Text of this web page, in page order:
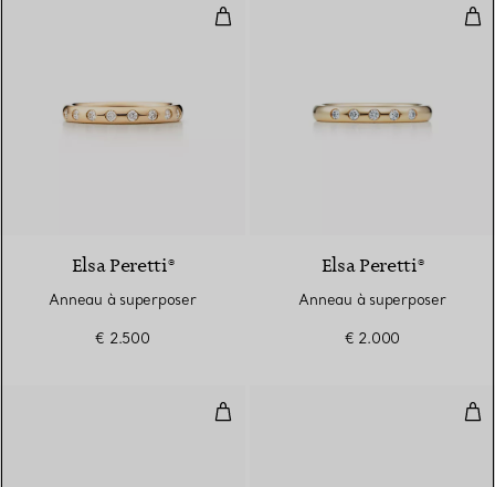
Anneau à superposer
Elsa Peretti®
Anneau à superposer
€ 2.500
Elsa Peretti®
Anneau à superposer
€ 2.000
Anneau empilable